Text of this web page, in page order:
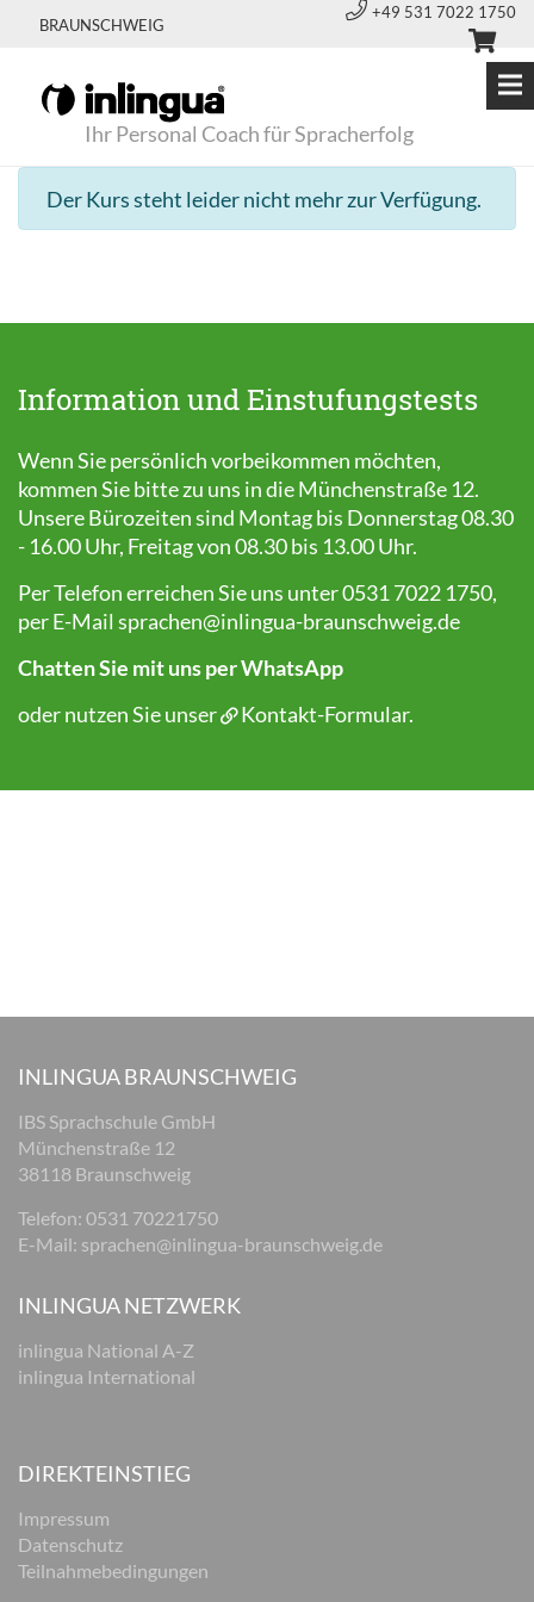
BRAUNSCHWEIG
+49 531 7022 1750
Ihr Personal Coach für Spracherfolg
Der Kurs steht leider nicht mehr zur Verfügung.
Information und Einstufungstests
Wenn Sie persönlich vorbeikommen möchten,
kommen Sie bitte zu uns in die Münchenstraße 12.
Unsere Bürozeiten sind Montag bis Donnerstag 08.30
- 16.00 Uhr, Freitag von 08.30 bis 13.00 Uhr.
Per Telefon erreichen Sie uns unter 0531 7022 1750,
per E-Mail sprachen@inlingua-braunschweig.de
Chatten Sie mit uns per WhatsApp
oder nutzen Sie unser
Kontakt-Formular.
INLINGUA BRAUNSCHWEIG
IBS Sprachschule GmbH
Münchenstraße 12
38118 Braunschweig
Telefon: 0531 70221750
E-Mail: sprachen@inlingua-braunschweig.de
INLINGUA NETZWERK
inlingua National A-Z
inlingua International
DIREKTEINSTIEG
Impressum
Datenschutz
Teilnahmebedingungen